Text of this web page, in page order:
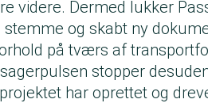
videre. Dermed lukker
og skabt ny
på tværs af
stopper
har oprettet og